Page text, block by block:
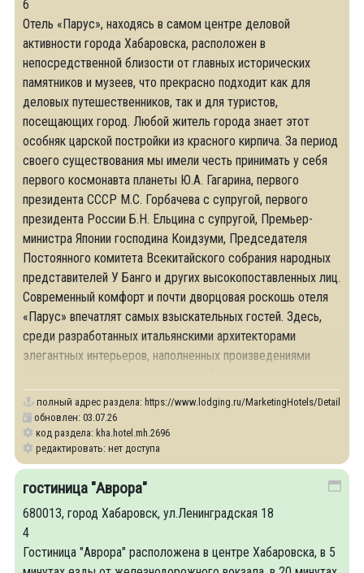
6
Отель «Парус», находясь в самом центре деловой
активности города Хабаровска, расположен в
непосредственной близости от главных исторических
памятников и музеев, что прекрасно подходит как для
деловых путешественников, так и для туристов,
посещающих город. Любой житель города знает этот
особняк царской постройки из красного кирпича. За период
своего существования мы имели честь принимать у себя
первого космонавта планеты Ю.А. Гагарина, первого
президента СССР М.С. Горбачева с супругой, первого
президента России Б.Н. Ельцина с супругой, Премьер-
министра Японии господина Коидзуми, Председателя
Постоянного комитета Всекитайского собрания народных
представителей У Банго и других высокопоставленных лиц.
Современный комфорт и почти дворцовая роскошь отеля
«Парус» впечатлят самых взыскательных гостей. Здесь,
среди разработанных итальянскими архитекторами
элегантных интерьеров, наполненных произведениями
полный адрес раздела: https://www.lodging.ru/MarketingHotels/Details/
обновлен: 03.07.26
код раздела: kha.hotel.mh.2696
редактировать: нет доступа
гостиница "Аврора"
680013, город Хабаровск, ул.Ленинградская 18
4
Гостиница "Аврора" расположена в центре Хабаровска, в 5